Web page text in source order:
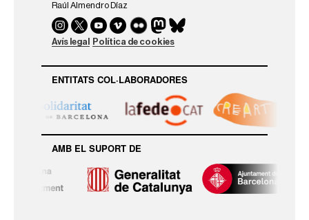
Raúl Almendro Díaz
Avís legal Política de cookies
ENTITATS COL·LABORADORES
AMB EL SUPORT DE